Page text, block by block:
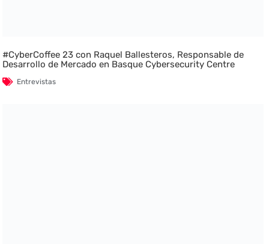
#CyberCoffee 23 con Raquel Ballesteros, Responsable de
Desarrollo de Mercado en Basque Cybersecurity Centre
Entrevistas